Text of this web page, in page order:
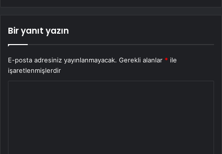
Bir yanıt yazın
E-posta adresiniz yayınlanmayacak. Gerekli alanlar * ile
işaretlenmişlerdir